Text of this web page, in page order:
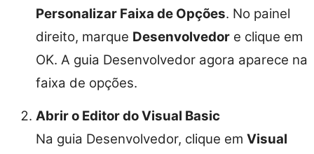
Personalizar Faixa de Opções. No painel
direito, marque Desenvolvedor e clique em
OK. A guia Desenvolvedor agora aparece na
faixa de opções.
Abrir o Editor do Visual Basic
Na guia Desenvolvedor, clique em Visual